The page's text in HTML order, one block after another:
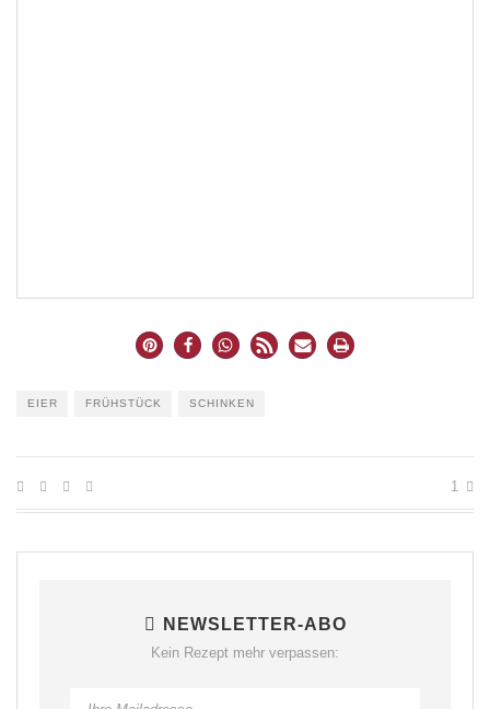
EIER FRÜHSTÜCK SCHINKEN
1
NEWSLETTER-ABO
Kein Rezept mehr verpassen: